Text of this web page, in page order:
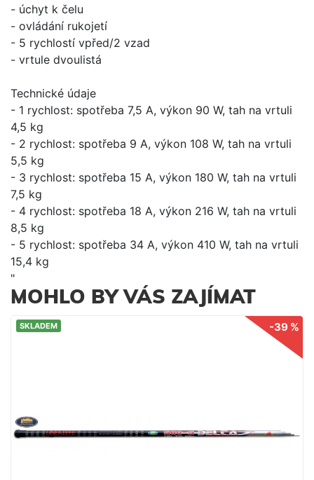
- úchyt k čelu
- ovládání rukojetí
- 5 rychlostí vpřed/2 vzad
- vrtule dvoulistá
Technické údaje
- 1 rychlost: spotřeba 7,5 A, výkon 90 W, tah na vrtuli
4,5 kg
- 2 rychlost: spotřeba 9 A, výkon 108 W, tah na vrtuli
5,5 kg
- 3 rychlost: spotřeba 15 A, výkon 180 W, tah na vrtuli
7,5 kg
- 4 rychlost: spotřeba 18 A, výkon 216 W, tah na vrtuli
8,5 kg
- 5 rychlost: spotřeba 34 A, výkon 410 W, tah na vrtuli
15,4 kg
"
MOHLO BY VÁS ZAJÍMAT
SKLADEM -39 %